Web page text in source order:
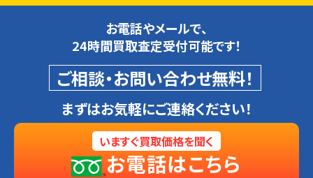
お電話やメールで、
24時間買取査定受付可能です！
ご相談・お問い合わせ無料！
まずはお気軽にご連絡ください！
いますぐ買取価格を聞く
お電話はこちら